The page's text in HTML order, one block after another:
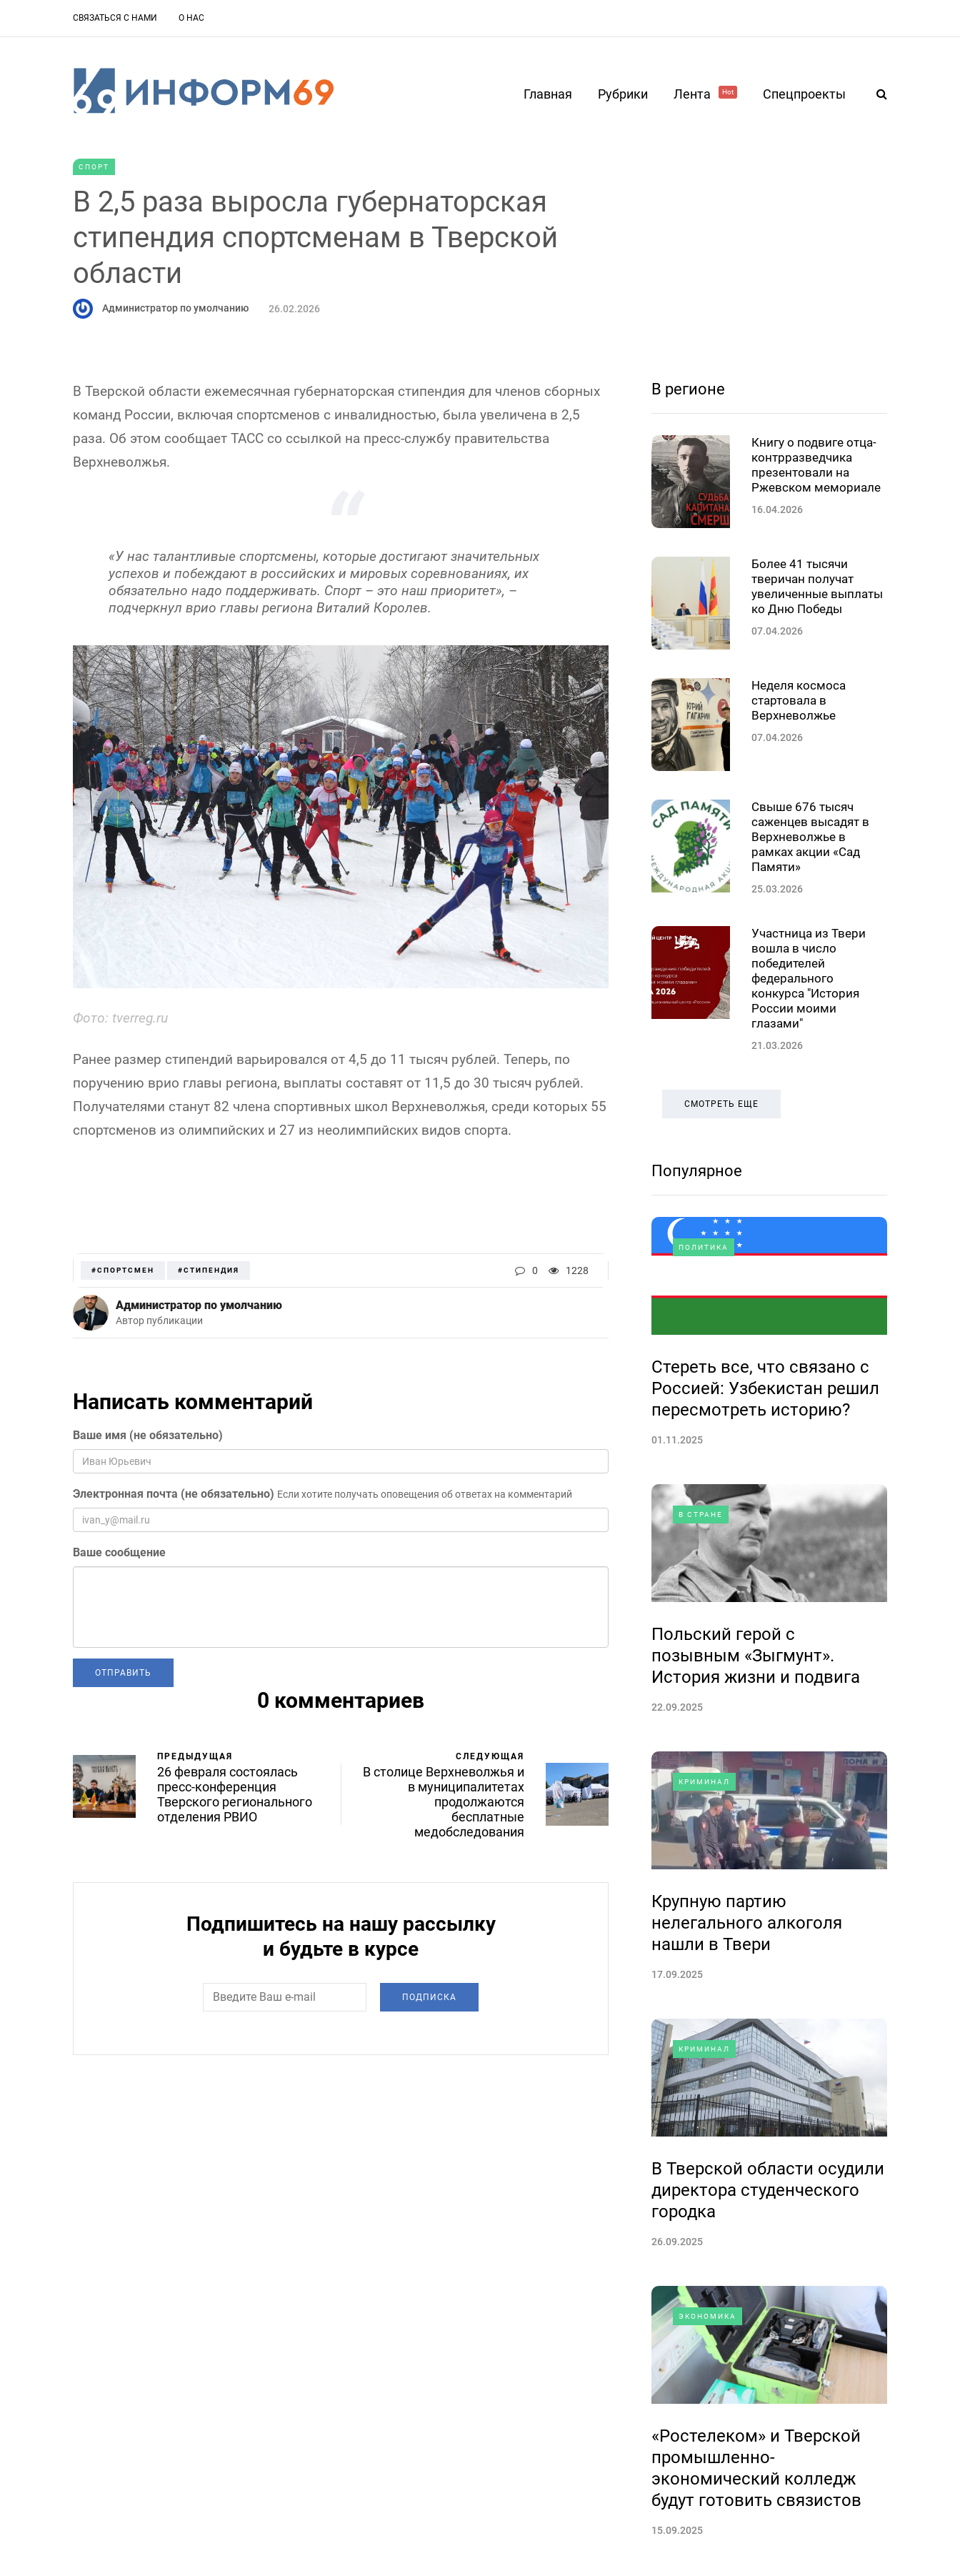
СВЯЗАТЬСЯ С НАМИ О НАС
Главная Рубрики Лента Hot Спецпроекты
СПОРТ
В 2,5 раза выросла губернаторская
стипендия спортсменам в Тверской
области
Администратор по умолчанию 26.02.2026
В Тверской области ежемесячная губернаторская стипендия для членов сборных
команд России, включая спортсменов с инвалидностью, была увеличена в 2,5
раза. Об этом сообщает ТАСС со ссылкой на пресс-службу правительства
Верхневолжья.
«У нас талантливые спортсмены, которые достигают значительных
успехов и побеждают в российских и мировых соревнованиях, их
обязательно надо поддерживать. Спорт – это наш приоритет», –
подчеркнул врио главы региона Виталий Королев.
Фото: tverreg.ru
Ранее размер стипендий варьировался от 4,5 до 11 тысяч рублей. Теперь, по
поручению врио главы региона, выплаты составят от 11,5 до 30 тысяч рублей.
Получателями станут 82 члена спортивных школ Верхневолжья, среди которых 55
спортсменов из олимпийских и 27 из неолимпийских видов спорта.
#СПОРТСМЕН #СТИПЕНДИЯ 0 1228
Администратор по умолчанию
Автор публикации
Написать комментарий
Ваше имя (не обязательно)
Электронная почта (не обязательно) Если хотите получать оповещения об ответах на комментарий
Ваше сообщение
0 комментариев
ПРЕДЫДУЩАЯ
26 февраля состоялась
пресс-конференция
Тверского регионального
отделения РВИО
СЛЕДУЮЩАЯ
В столице Верхневолжья и
в муниципалитетах
продолжаются
бесплатные
медобследования
Подпишитесь на нашу рассылку
и будьте в курсе
ПОДПИСКА
В регионе
Книгу о подвиге отца-
контрразведчика
презентовали на
Ржевском мемориале
16.04.2026
Более 41 тысячи
тверичан получат
увеличенные выплаты
ко Дню Победы
07.04.2026
Неделя космоса
стартовала в
Верхневолжье
07.04.2026
Свыше 676 тысяч
саженцев высадят в
Верхневолжье в
рамках акции «Сад
Памяти»
25.03.2026
Участница из Твери
вошла в число
победителей
федерального
конкурса "История
России моими
глазами"
21.03.2026
СМОТРЕТЬ ЕЩЕ
Популярное
ПОЛИТИКА
Стереть все, что связано с
Россией: Узбекистан решил
пересмотреть историю?
01.11.2025
В СТРАНЕ
Польский герой с
позывным «Зыгмунт».
История жизни и подвига
22.09.2025
КРИМИНАЛ
Крупную партию
нелегального алкоголя
нашли в Твери
17.09.2025
КРИМИНАЛ
В Тверской области осудили
директора студенческого
городка
26.09.2025
ЭКОНОМИКА
«Ростелеком» и Тверской
промышленно-
экономический колледж
будут готовить связистов
15.09.2025